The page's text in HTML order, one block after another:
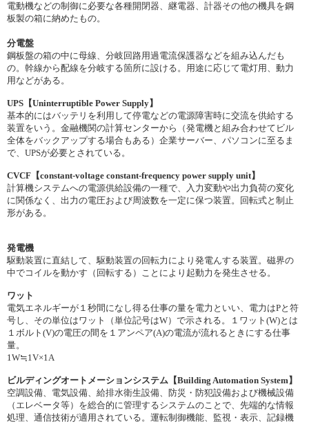
電動機などの制御に必要な各種開閉器、継電器、計器その他の機具を鋼
板製の箱に納めたもの。
分電盤
鋼板盤の箱の中に母線、分岐回路用過電流保護器などを組み込んだも
の。幹線から配線を分岐する箇所に設ける。用途に応じて電灯用、動力
用などがある。
UPS【Uninterruptible Power Supply】
基本的にはバッテリを利用して停電などの電源障害時に交流を供給する
装置をいう。金融機関の計算センターから（発電機と組み合わせてビル
全体をバックアップする場合もある）企業サーバー、パソコンに至るま
で、UPSが必要とされている。
CVCF【constant-voltage constant-frequency power supply unit】
計算機システムへの電源供給設備の一種で、入力変動や出力負荷の変化
に関係なく、出力の電圧および周波数を一定に保つ装置。回転式と制止
形がある。
発電機
駆動装置に直結して、駆動装置の回転力により発電んする装置。磁界の
中でコイルを動かす（回転する）ことにより起動力を発生させる。
ワット
電気エネルギーが１秒間になし得る仕事の量を電力といい、電力はPと符
号し、その単位はワット（単位記号はW）で示される。１ワット(W)とは
１ボルト(V)の電圧の間を１アンペア(A)の電流が流れるときにする仕事
量。
1W≒1V×1A
ビルディングオートメーションシステム【Building Automation System】
空調設備、電気設備、給排水衛生設備、防災・防犯設備および機械設備
（エレベータ等）を総合的に管理するシステムのことで、先端的な情報
処理、通信技術が適用されている。運転制御機能、監視・表示、記録機